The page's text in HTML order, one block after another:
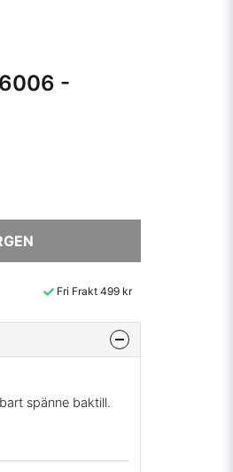
-
Fri Frakt 499 kr
spänne baktill.